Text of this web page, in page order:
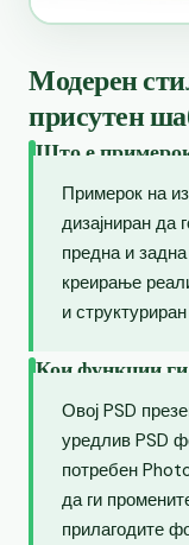
Модерен
присутен
Што е
Примерок на
дизајниран да
предна и
креирање
и структуриран
Кои функции
Овој PSD
уредлив PSD
потребен
да ги
прилагодите